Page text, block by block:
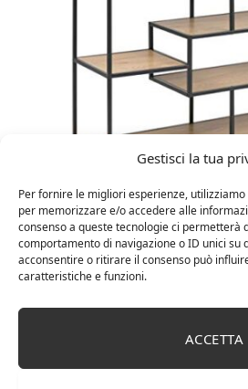
Gestisci la tua
Per fornire le migliori esperienze,
per memorizzare e/o accedere alle
consenso a queste tecnologie ci permetterà
comportamento di navigazione o ID unici su
acconsentire o ritirare il consenso può
caratteristiche e funzioni.
ACCETTA
Amazon Basics Martin –
(Lu x La x A), effetto quercia(In
marchio Movian)